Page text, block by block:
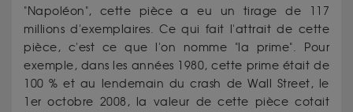
"Napoléon", cette pièce a eu un tirage de 117
millions d'exemplaires. Ce qui fait l'attrait de cette
pièce, c'est ce que l'on nomme "la prime". Pour
exemple, dans les années 1980, cette prime était de
100 % et au lendemain du crash de Wall Street, le
1er octobre 2008, la valeur de cette pièce cotait